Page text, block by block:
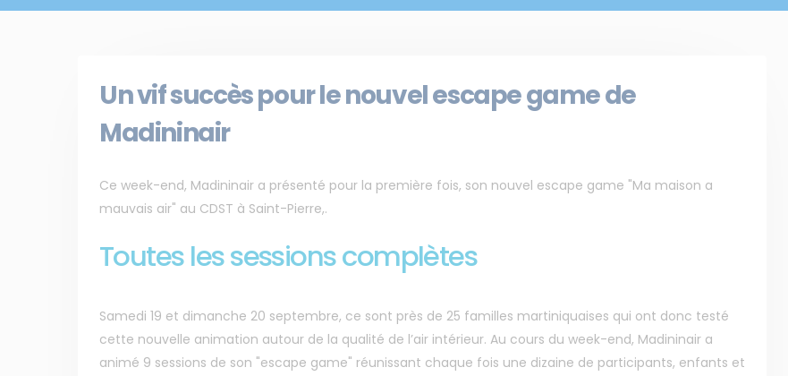
Un vif succès pour le nouvel escape game de
Madininair
Ce week-end, Madininair a présenté pour la première fois, son nouvel escape game "Ma maison a
mauvais air" au CDST à Saint-Pierre,.
Toutes les sessions complètes
Samedi 19 et dimanche 20 septembre, ce sont près de 25 familles martiniquaises qui ont donc testé
cette nouvelle animation autour de la qualité de l’air intérieur. Au cours du week-end, Madininair a
animé 9 sessions de son "escape game" réunissant chaque fois une dizaine de participants, enfants et